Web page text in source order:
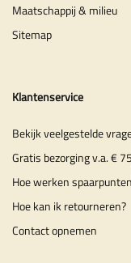
Maatschappij & milieu
Sitemap
Klantenservice
Bekijk veelgestelde
Gratis bezorging v.a. €
Hoe werken
Hoe kan ik retourneren?
Contact opnemen